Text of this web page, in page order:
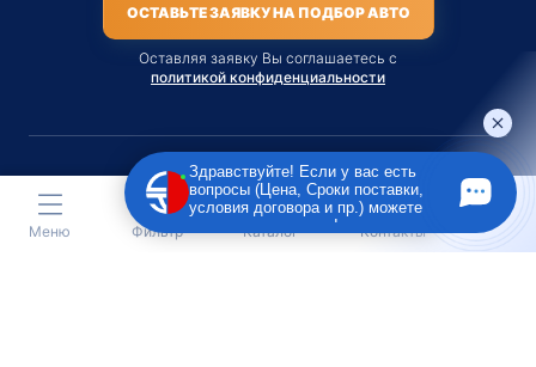
ОСТАВЬТЕ ЗАЯВКУ НА ПОДБОР АВТО
Оставляя заявку Вы соглашаетесь с
политикой конфиденциальности
Материалы данного сайта являются публичной офертой
только на услугу сопровождения Агентом приобретения
транспортного средства Клиентом.
Меню Фильтр Каталог Контакты
Здравствуйте! Если у вас есть
вопросы (Цена, Сроки поставки,
условия договора и пр.) можете
задать их мне в чат!